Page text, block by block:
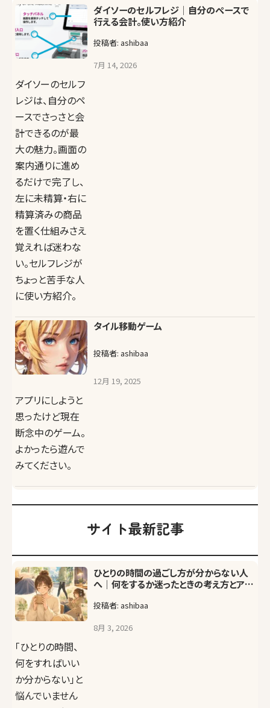
ダイソーのセルフレジ│自分のペースで
行える会計。使い方紹介
投稿者: ashibaa
7月 14, 2026
ダイソーのセルフ
レジは、自分のペ
ースでさっさと会
計できるのが最
大の魅力。画面の
案内通りに進め
るだけで完了し、
左に未精算・右に
精算済みの商品
を置く仕組みさえ
覚えれば迷わな
い。セルフレジが
ちょっと苦手な人
に使い方紹介。
タイル移動ゲーム
投稿者: ashibaa
12月 19, 2025
アプリにしようと
思ったけど現在
断念中のゲーム。
よかったら遊んで
みてください。
サイト最新記事
ひとりの時間の過ごし方が分からない人
へ｜何をするか迷ったときの考え方とアイ
投稿者: ashibaa
8月 3, 2026
「ひとりの時間、
何をすればいい
か分からない」と
悩んでいません